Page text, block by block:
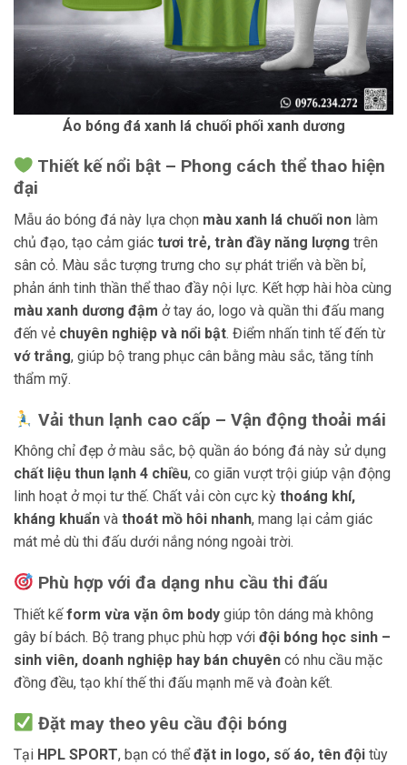
Áo bóng đá xanh lá chuối phối xanh dương
Thiết kế nổi bật – Phong cách thể thao hiện
đại
Mẫu áo bóng đá này lựa chọn màu xanh lá chuối non làm
chủ đạo, tạo cảm giác tươi trẻ, tràn đầy năng lượng trên
sân cỏ. Màu sắc tượng trưng cho sự phát triển và bền bỉ,
phản ánh tinh thần thể thao đầy nội lực. Kết hợp hài hòa cùng
màu xanh dương đậm ở tay áo, logo và quần thi đấu mang
đến vẻ chuyên nghiệp và nổi bật. Điểm nhấn tinh tế đến từ
vớ trắng, giúp bộ trang phục cân bằng màu sắc, tăng tính
thẩm mỹ.
Vải thun lạnh cao cấp – Vận động thoải mái
Không chỉ đẹp ở màu sắc, bộ quần áo bóng đá này sử dụng
chất liệu thun lạnh 4 chiều, co giãn vượt trội giúp vận động
linh hoạt ở mọi tư thế. Chất vải còn cực kỳ thoáng khí,
kháng khuẩn và thoát mồ hôi nhanh, mang lại cảm giác
mát mẻ dù thi đấu dưới nắng nóng ngoài trời.
Phù hợp với đa dạng nhu cầu thi đấu
Thiết kếform vừa vặn ôm body giúp tôn dáng mà không
gây bí bách. Bộ trang phục phù hợp với đội bóng học sinh –
sinh viên, doanh nghiệp hay bán chuyên có nhu cầu mặc
đồng đều, tạo khí thế thi đấu mạnh mẽ và đoàn kết.
Đặt may theo yêu cầu đội bóng
Tại HPL SPORT, bạn có thểđặt in logo, số áo, tên đội tùy